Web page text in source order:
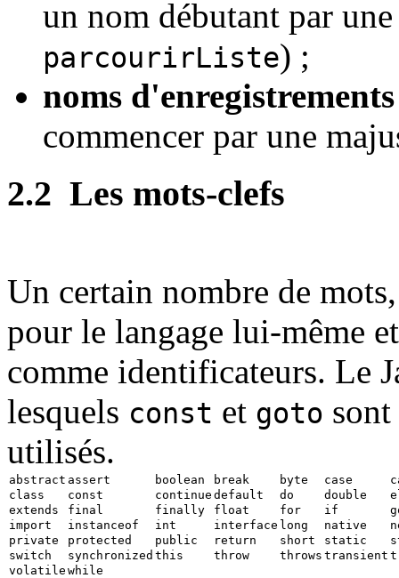
un nom débutant par
parcourirListe) ;
noms
commencer par une
2.2 Les mots-clefs
Un certain nombre de
pour le langage lui-même
comme identificateurs. Le
lesquels const et goto sont
utilisés.
abstract assert boolean break byte case
class
const continue default do double
extends
final finally float for if
import
instanceof int interface long native
private
protected public return short static
switch
synchronized this throw throws transient
volatile while